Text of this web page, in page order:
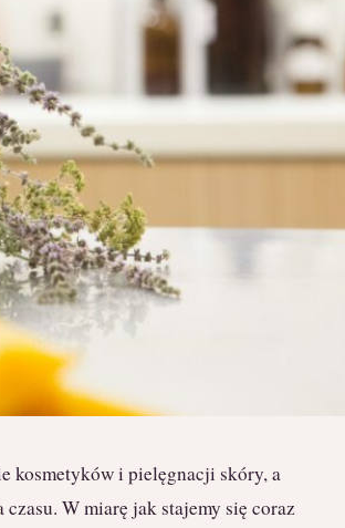
kosmetyków i pielęgnacji skóry, a
W miarę jak stajemy się coraz